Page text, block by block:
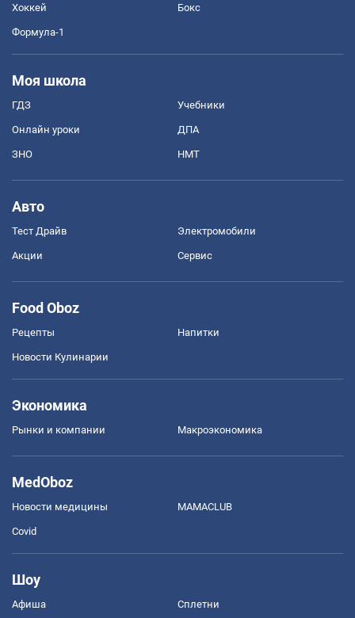
Хоккей Бокс
Формула-1
Моя школа
ГДЗ Учебники
Онлайн уроки ДПА
ЗНО НМТ
Авто
Тест Драйв Электромобили
Акции Сервис
Food Oboz
Рецепты Напитки
Новости Кулинарии
Экономика
Рынки и компании Mакроэкономика
MedOboz
Новости медицины MAMACLUB
Covid
Шоу
Афиша Сплетни